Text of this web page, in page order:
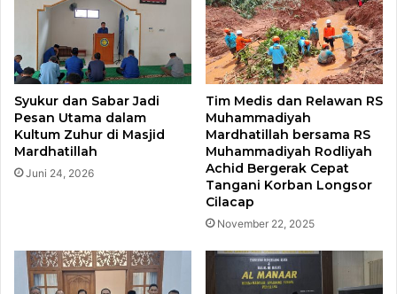
Syukur dan Sabar Jadi
Pesan Utama dalam
Kultum Zuhur di Masjid
Mardhatillah
Juni 24, 2026
Tim Medis dan Relawan RS
Muhammadiyah
Mardhatillah bersama RS
Muhammadiyah Rodliyah
Achid Bergerak Cepat
Tangani Korban Longsor
Cilacap
November 22, 2025